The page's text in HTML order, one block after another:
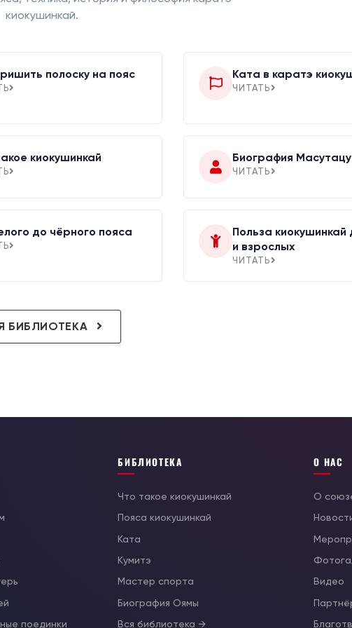
киокушинкай.
полоску на пояс Ката в каратэ
ЧИТАТЬ
киокушинкай Биография
ЧИТАТЬ
до чёрного пояса
Польза киокушинкай
и взрослых
ЧИТАТЬ
БИБЛИОТЕКА
поединки
БИБЛИОТЕКА
Что такое киокушинкай
Пояса киокушинкай
Ката
Кумитэ
Мастер спорта
Биография Оямы
Вся библиотека →
О НАС
О
Видео